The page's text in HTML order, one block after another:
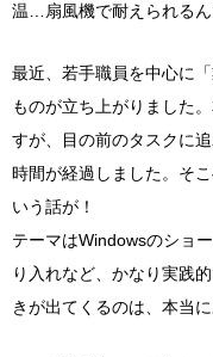
温…扇風機で耐えられるん
最近、若手職員を中心に
ものが立ち上がりました
すが、目の前のタスクに
時間が経過しました。そ
いう話が！
テーマはWindowsのショ
り入れなど、かなり実践
きが出てくるのは、本当